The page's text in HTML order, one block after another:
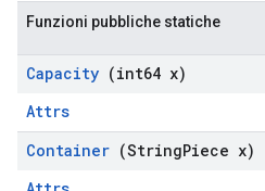
Funzioni pubbliche statiche
Capacity (int64 x)
Attrs
Container (StringPiece x)